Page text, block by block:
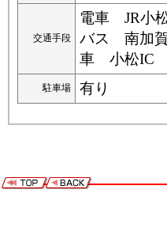
交通手段
電車 JR小
バス 南加
車 小松IC
駐車場 有り